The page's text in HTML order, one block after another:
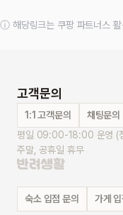
ⓘ 해당링크는 쿠팡 파트너스 활
고객문의
1:1 고객문의
채팅문의
평일 09:00-18:00 운영 (
주말, 공휴일 휴무
숙소 입점 문의 가게